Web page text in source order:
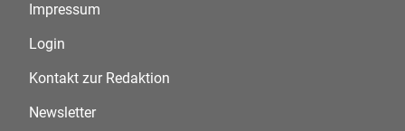
Impressum
Login
Kontakt zur Redaktion
Newsletter